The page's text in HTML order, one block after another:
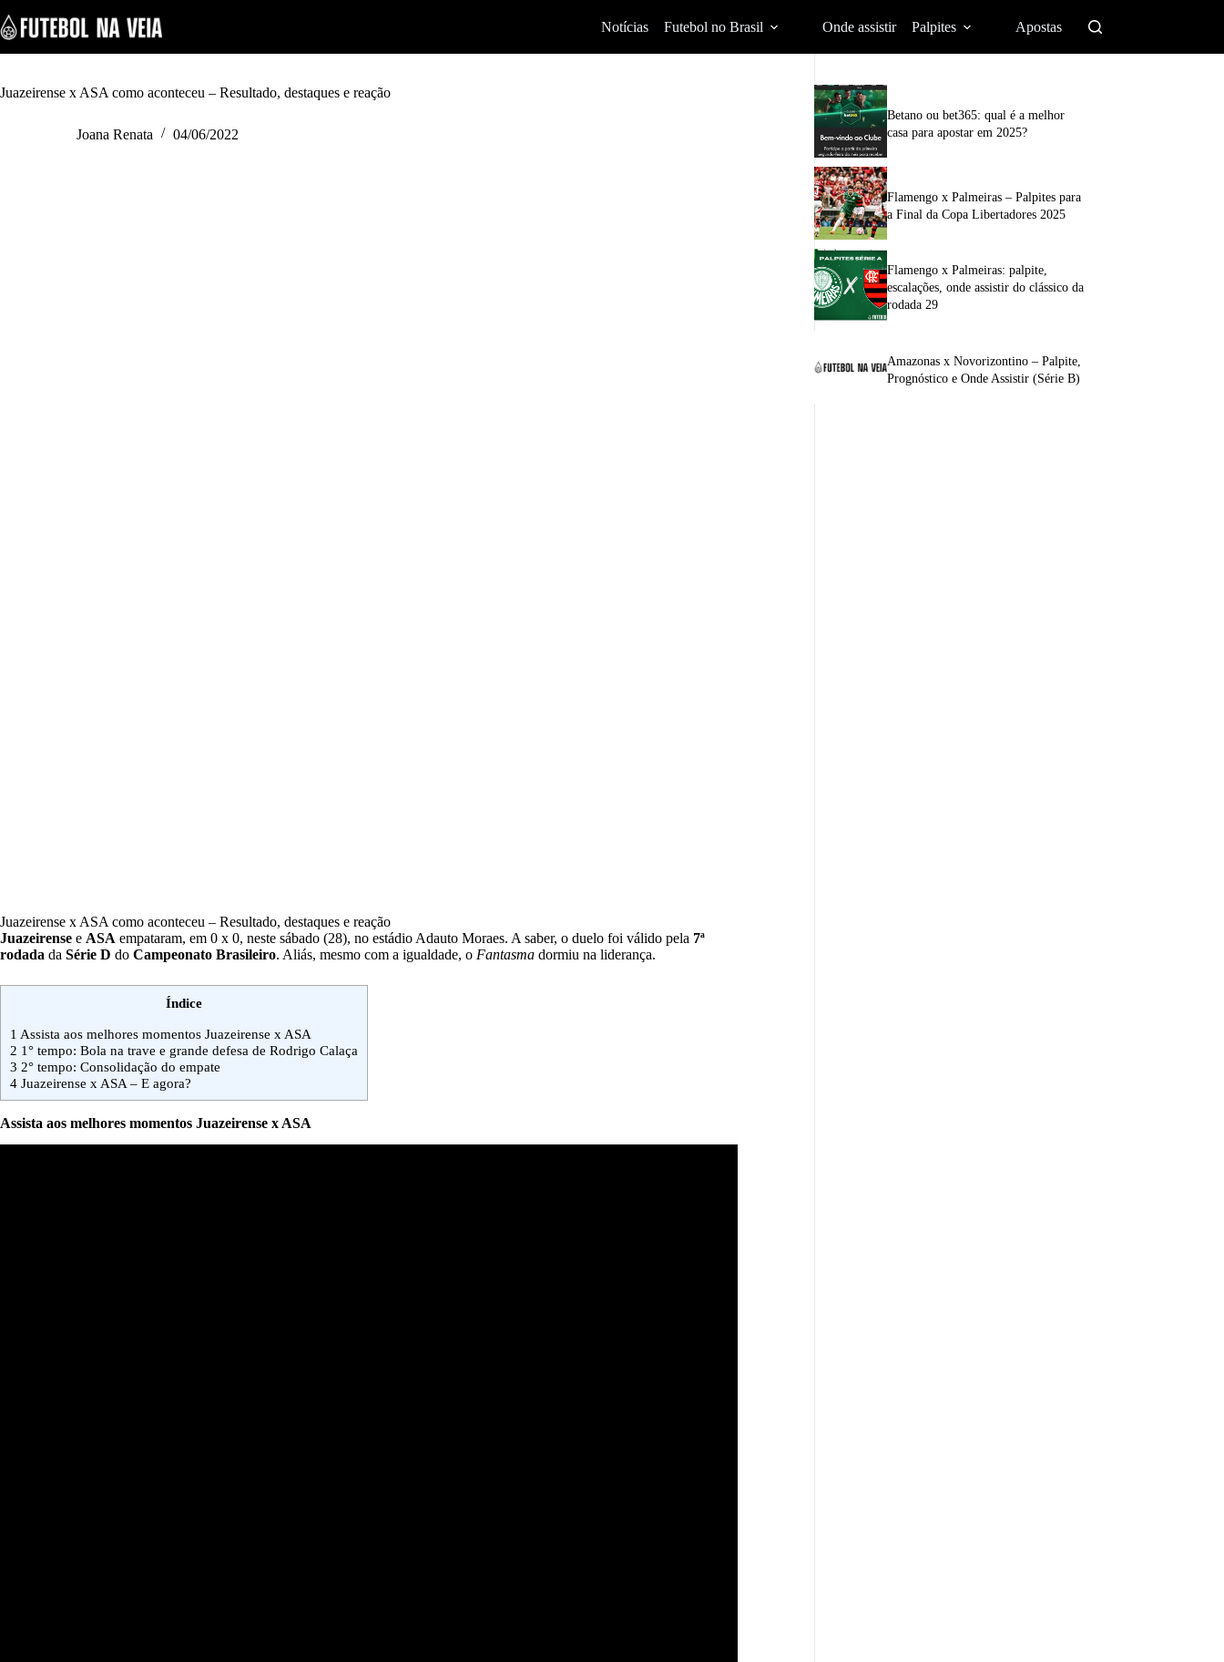
k
i
p
o
Notícias Futebol no Brasil Onde assistir Palpites Apostas
Juazeirense x ASA como aconteceu – Resultado, destaques e reação
Joana Renata 04/06/2022
Juazeirense x ASA como aconteceu – Resultado, destaques e reação
Juazeirense e ASA empataram, em 0 x 0, neste sábado (28), no estádio Adauto Moraes. A saber, o duelo foi válido pela 7ª
rodada da Série D do Campeonato Brasileiro. Aliás, mesmo com a igualdade, o Fantasma dormiu na liderança.
Índice
1 Assista aos melhores momentos Juazeirense x ASA
2 1° tempo: Bola na trave e grande defesa de Rodrigo Calaça
3 2° tempo: Consolidação do empate
4 Juazeirense x ASA – E agora?
Assista aos melhores momentos Juazeirense x ASA
Betano ou bet365: qual é a melhor
casa para apostar em 2025?
Flamengo x Palmeiras – Palpites para
a Final da Copa Libertadores 2025
Flamengo x Palmeiras: palpite,
escalações, onde assistir do clássico da
rodada 29
Amazonas x Novorizontino – Palpite,
Prognóstico e Onde Assistir (Série B)